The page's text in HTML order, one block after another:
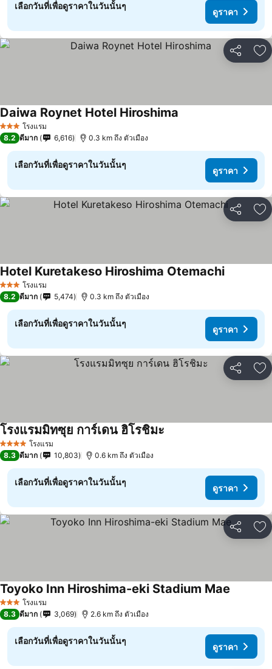
เลือกวันที่เพื่อดูราคาในวันนั้นๆ
ดูราคา
แชร์ เ
3 ดาว โรงแรม
Daiwa Roynet Hotel Hiroshima
8.2 ดีมาก 6,616 0.3 km ถึง ตัวเมือง
เลือกวันที่เพื่อดูราคาในวันนั้นๆ
ดูราคา
แชร์ เ
3 ดาว โรงแรม
Hotel Kuretakeso Hiroshima Otemachiดูราคา
8.2 ดีมาก 5,474 0.3 km ถึง ตัวเมือง
เลือกวันที่เพื่อดูราคาในวันนั้นๆ
ดูราคา
แชร์ เ
4 ดาว โรงแรม
โรงแรมมิทซุย การ์เดน ฮิโรชิมะ
8.3 ดีมาก 10,803 0.6 km ถึง ตัวเมือง
เลือกวันที่เพื่อดูราคาในวันนั้นๆ
ดูราคา
แชร์ เ
3 ดาว โรงแรม
Toyoko Inn Hiroshima-eki Stadium Mae
8.3 ดีมาก 3,069 2.6 km ถึง ตัวเมือง
เลือกวันที่เพื่อดูราคาในวันนั้นๆ
ดูราคา